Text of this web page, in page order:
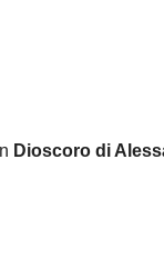
Dioscoro di